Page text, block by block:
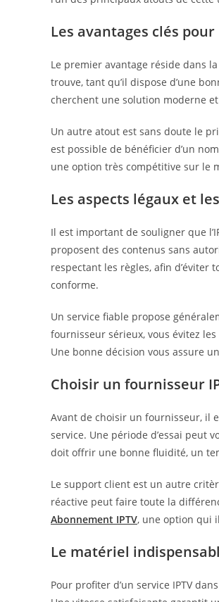
Les avantages clés
Le premier avantage réside dans
trouve, tant qu’il dispose d’une
cherchent une solution moderne
Un autre atout est sans doute le
est possible de bénéficier d’un
une option très compétitive sur le
Les aspects légaux et
Il est important de souligner que
proposent des contenus sans
respectant les règles, afin d’éviter
conforme.
Un service fiable propose
fournisseur sérieux, vous évitez
Une bonne décision vous assure
Choisir un fournisseur
Avant de choisir un fournisseur, il
service. Une période d’essai peut
doit offrir une bonne fluidité, un
Le support client est un autre
réactive peut faire toute la
Abonnement IPTV, une option qui
Le matériel
Pour profiter d’un service IPTV